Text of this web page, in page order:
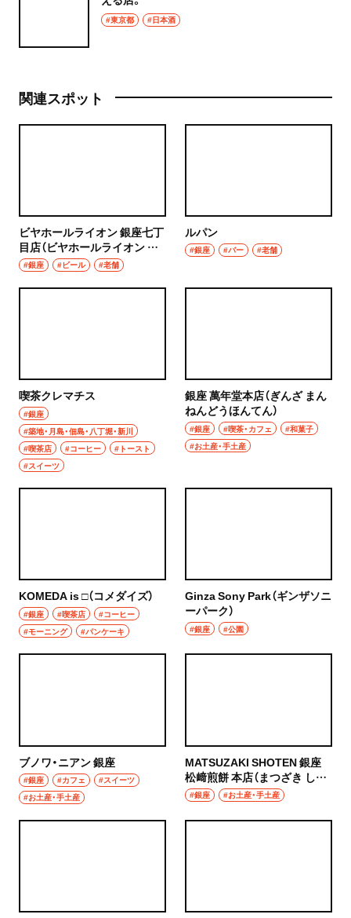
#東京都 #日本酒
関連スポット
ビヤホールライオン 銀座七丁
目店（ビヤホールライオン ぎ
んざななちょうめてん）
#銀座 #ビール #老舗
ルパン
#銀座 #バー #老舗
喫茶クレマチス
#銀座
#築地・月島・佃島・八丁堀・新川
#喫茶店
#コーヒー
#トースト
#スイーツ
銀座 萬年堂本店（ぎんざ まん
ねんどうほんてん）
#銀座 #喫茶・カフェ
#和菓子
#お土産・手土産
KOMEDA is □（コメダイズ）
#銀座 #喫茶店
#コーヒー
#モーニング
#パンケーキ
Ginza Sony Park（ギンザソニ
ーパーク）
#銀座 #公園
ブノワ・ニアン 銀座
#銀座 #カフェ
#スイーツ
#お土産・手土産
MATSUZAKI SHOTEN 銀座
松﨑煎餅 本店（まつざき しょ
うてん ぎんざ まつざきせんべ
い ほんてん）
#銀座 #お土産・手土産